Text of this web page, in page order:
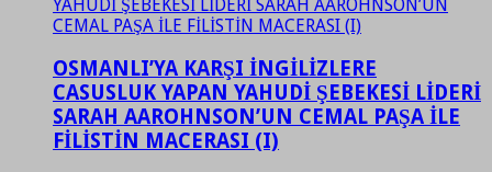
OSMANLI’YA KARŞI İNGİLİZLERE
CASUSLUK YAPAN YAHUDİ ŞEBEKESİ LİDERİ
SARAH AAROHNSON’UN CEMAL PAŞA İLE
FİLİSTİN MACERASI (I)